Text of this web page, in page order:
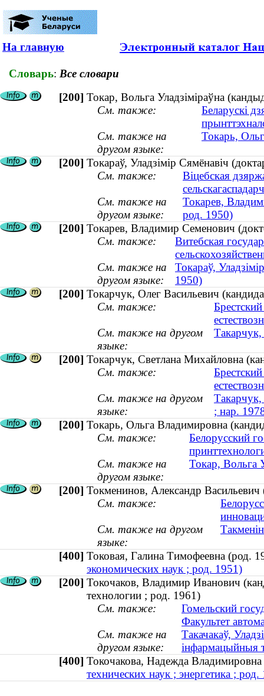
На главную
Словарь: Все словари
[200] Токар, Вольга Уладзіміраўна
См. также:
Беларускі
См. также на
другом языке:
Токарь,
[200] Токараў, Уладзімір Сямёнавіч
См. также:
Віцебская
См. также на
другом языке:
Токарев,
род. 1950)
[200] Токарев, Владимир Семенович
См. также:
Витебская
См. также на
другом языке:
Токараў,
1950)
[200] Токарчук, Олег Васильевич
См. также:
См. также на другом
языке:
Такарчук,
[200] Токарчук, Светлана Михайловна
См. также:
См. также на другом
языке:
Такарчук,
; нар.
[200] Токарь, Ольга Владимировна
См. также:
Белорусский
См. также на
другом языке:
Токар, Вольга
[200] Токменинов, Александр
См. также:
См. также на другом
языке:
[400] Токовая, Галина Тимофеевна
экономических наук ; род. 1951)
[200] Токочаков, Владимир Иванович
технологии ; род. 1961)
См. также:
Гомельский
Факультет
См. также на
другом языке:
Такачакаў,
інфармацыйныя
[400] Токочакова, Надежда
технических наук ; энергетика ;